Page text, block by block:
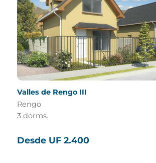
Valles de Rengo III
Rengo
3 dorms.
Desde UF 2.400